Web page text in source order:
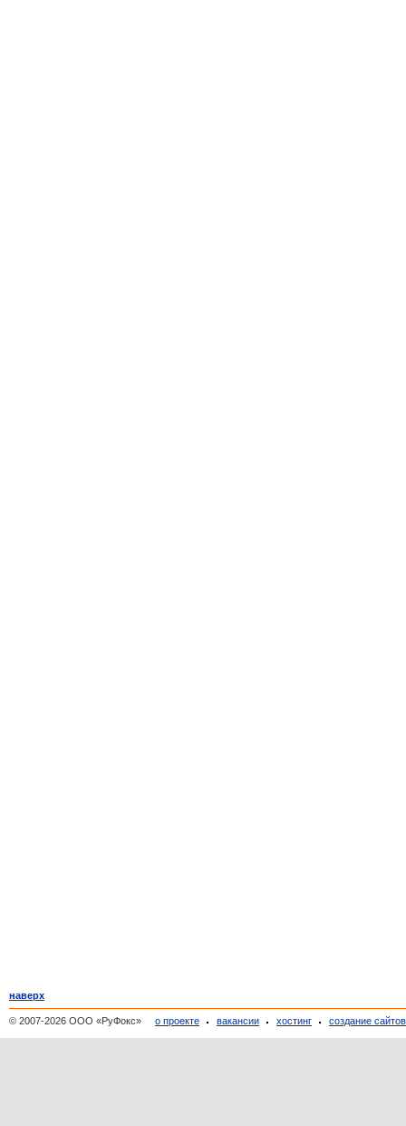
наверх
© 2007-2026 ООО «РуФокс» о проекте вакансии хостинг создание сайтов